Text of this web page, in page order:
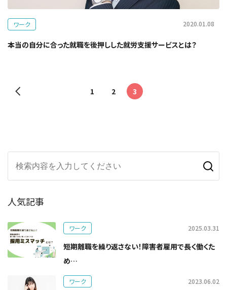
ワーク 2020.01.08
本当の自分に合った就職を後押しした就労支援サービスとは？
1 2 3
人気記事
ワーク 2025.03.31
短期離職を繰り返さない！障害者雇用で長く働くた
め…
ワーク 2023.06.02